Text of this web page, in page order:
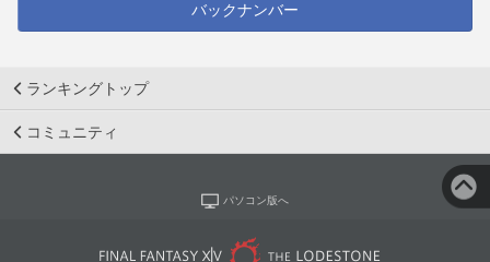
バックナンバー
ランキングトップ
コミュニティ
パソコン版へ